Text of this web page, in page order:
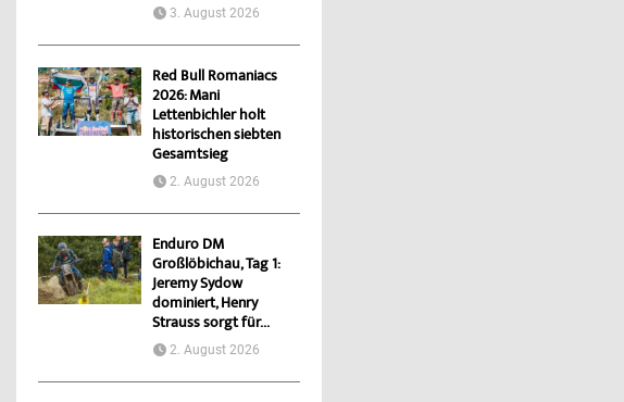
3. August 2026
Red Bull Romaniacs
2026: Mani
Lettenbichler holt
historischen siebten
Gesamtsieg
2. August 2026
Enduro DM
Großlöbichau, Tag 1:
Jeremy Sydow
dominiert, Henry
Strauss sorgt für...
2. August 2026